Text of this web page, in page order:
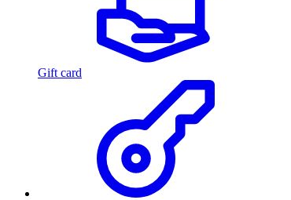
Gift card